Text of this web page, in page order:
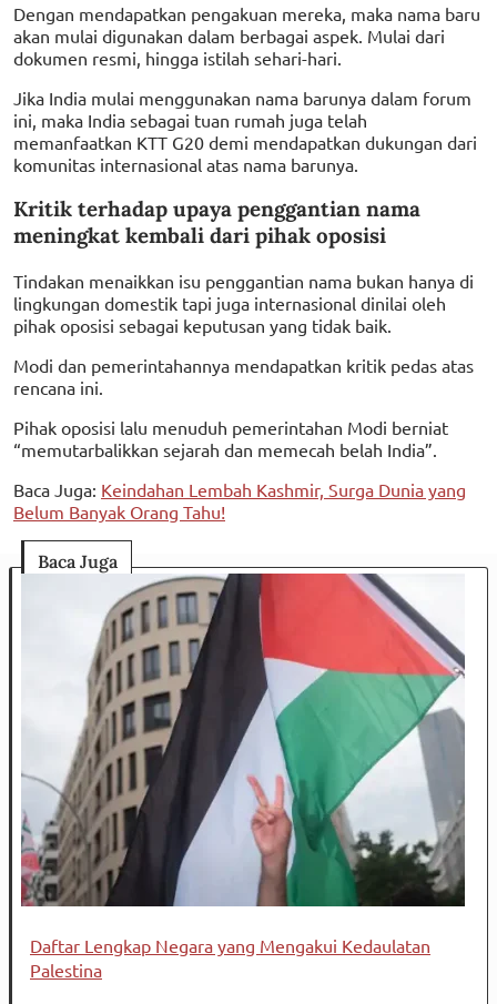
Dengan mendapatkan pengakuan mereka, maka nama baru
akan mulai digunakan dalam berbagai aspek. Mulai dari
dokumen resmi, hingga istilah sehari-hari.
Jika India mulai menggunakan nama barunya dalam forum
ini, maka India sebagai tuan rumah juga telah
memanfaatkan KTT G20 demi mendapatkan dukungan dari
komunitas internasional atas nama barunya.
Kritik terhadap upaya penggantian nama
meningkat kembali dari pihak oposisi
Tindakan menaikkan isu penggantian nama bukan hanya di
lingkungan domestik tapi juga internasional dinilai oleh
pihak oposisi sebagai keputusan yang tidak baik.
Modi dan pemerintahannya mendapatkan kritik pedas atas
rencana ini.
Pihak oposisi lalu menuduh pemerintahan Modi berniat
“memutarbalikkan sejarah dan memecah belah India”.
Baca Juga: Keindahan Lembah Kashmir, Surga Dunia yang
Belum Banyak Orang Tahu!
Baca Juga
Daftar Lengkap Negara yang Mengakui Kedaulatan
Palestina